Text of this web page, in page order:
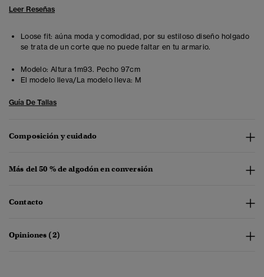
Leer Reseñas
Loose fit: aúna moda y comodidad, por su estiloso diseño holgado
se trata de un corte que no puede faltar en tu armario.
Modelo: Altura 1m93. Pecho 97cm
El modelo lleva/La modelo lleva: M
Guía De Tallas
Composición y cuidado
Más del 50 % de algodón en conversión
Contacto
Opiniones (2)